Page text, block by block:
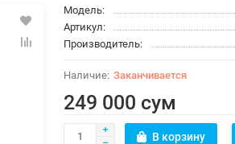
Модель:
Артикул:
Производитель:
Заканчивается
249 000 сум
В корзину